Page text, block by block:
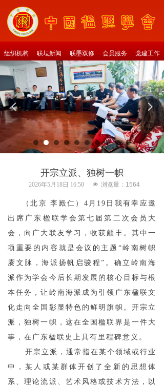
组织机构 联坛新闻 联墨双修 会员服务 党建工作
넳 넲
开宗立派、独树一帜
（北京 李殿仁）4月19日我有幸应邀
出席广东楹联学会第七届第二次会员大
会，向广大联友学习，收获颇丰。其中一
项重要的内容就是会议的主题“岭南树帜
赓文脉，海派扬帆启骏程”。确立岭南海
派作为学会今后长期发展的核心目标与根
本任务，让岭南海派成为引领广东楹联文
化走向全国彰显特色的鲜明旗帜。开宗立
派，独树一帜，这在全国楹联界是一件大
事，在广东楹联史上具有里程碑意义。
开宗立派，通常指在某个领域或行业
中，某人或某群体开创了全新的思想体
系、理论流派、艺术风格或技术方法，以
2026年5月18日 16:50 넶 浏览量： 1564